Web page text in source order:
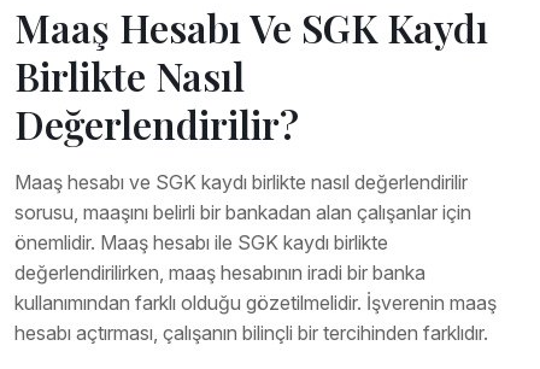
Maaş Hesabı Ve SGK Kaydı
Birlikte Nasıl
Değerlendirilir?
Maaş hesabı ve SGK kaydı birlikte nasıl değerlendirilir
sorusu, maaşını belirli bir bankadan alan çalışanlar için
önemlidir. Maaş hesabı ile SGK kaydı birlikte
değerlendirilirken, maaş hesabının iradi bir banka
kullanımından farklı olduğu gözetilmelidir. İşverenin maaş
hesabı açtırması, çalışanın bilinçli bir tercihinden farklıdır.